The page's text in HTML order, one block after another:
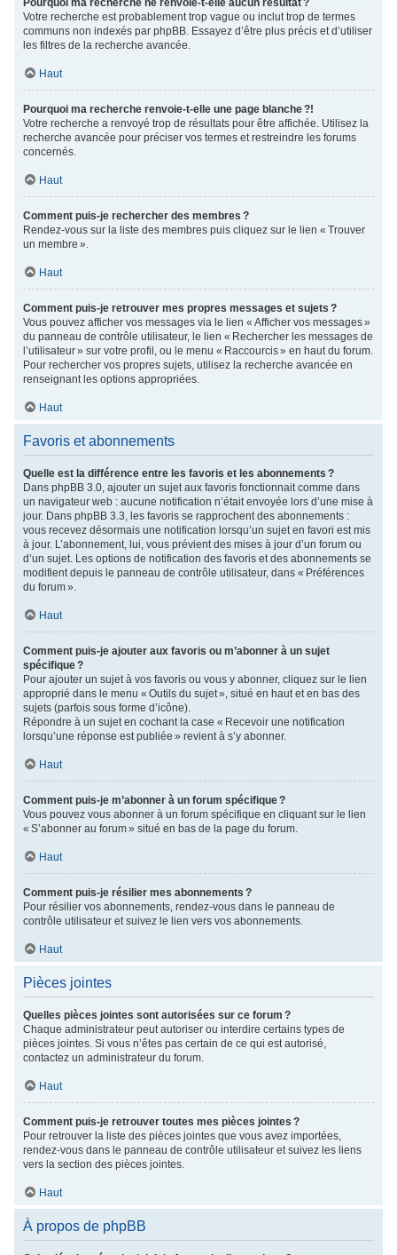
Pourquoi ma recherche ne renvoie-t-elle aucun résultat ?
Votre recherche est probablement trop vague ou inclut trop de termes
communs non indexés par phpBB. Essayez d’être plus précis et d’utiliser
les filtres de la recherche avancée.
Haut
Pourquoi ma recherche renvoie-t-elle une page blanche ?!
Votre recherche a renvoyé trop de résultats pour être affichée. Utilisez la
recherche avancée pour préciser vos termes et restreindre les forums
concernés.
Haut
Comment puis-je rechercher des membres ?
Rendez-vous sur la liste des membres puis cliquez sur le lien « Trouver
un membre ».
Haut
Comment puis-je retrouver mes propres messages et sujets ?
Vous pouvez afficher vos messages via le lien « Afficher vos messages »
du panneau de contrôle utilisateur, le lien « Rechercher les messages de
l’utilisateur » sur votre profil, ou le menu « Raccourcis » en haut du forum.
Pour rechercher vos propres sujets, utilisez la recherche avancée en
renseignant les options appropriées.
Haut
Favoris et abonnements
Quelle est la différence entre les favoris et les abonnements ?
Dans phpBB 3.0, ajouter un sujet aux favoris fonctionnait comme dans
un navigateur web : aucune notification n’était envoyée lors d’une mise à
jour. Dans phpBB 3.3, les favoris se rapprochent des abonnements :
vous recevez désormais une notification lorsqu’un sujet en favori est mis
à jour. L’abonnement, lui, vous prévient des mises à jour d’un forum ou
d’un sujet. Les options de notification des favoris et des abonnements se
modifient depuis le panneau de contrôle utilisateur, dans « Préférences
du forum ».
Haut
Comment puis-je ajouter aux favoris ou m’abonner à un sujet
spécifique ?
Pour ajouter un sujet à vos favoris ou vous y abonner, cliquez sur le lien
approprié dans le menu « Outils du sujet », situé en haut et en bas des
sujets (parfois sous forme d’icône).
Répondre à un sujet en cochant la case « Recevoir une notification
lorsqu’une réponse est publiée » revient à s’y abonner.
Haut
Comment puis-je m’abonner à un forum spécifique ?
Vous pouvez vous abonner à un forum spécifique en cliquant sur le lien
« S’abonner au forum » situé en bas de la page du forum.
Haut
Comment puis-je résilier mes abonnements ?
Pour résilier vos abonnements, rendez-vous dans le panneau de
contrôle utilisateur et suivez le lien vers vos abonnements.
Haut
Pièces jointes
Quelles pièces jointes sont autorisées sur ce forum ?
Chaque administrateur peut autoriser ou interdire certains types de
pièces jointes. Si vous n’êtes pas certain de ce qui est autorisé,
contactez un administrateur du forum.
Haut
Comment puis-je retrouver toutes mes pièces jointes ?
Pour retrouver la liste des pièces jointes que vous avez importées,
rendez-vous dans le panneau de contrôle utilisateur et suivez les liens
vers la section des pièces jointes.
Haut
À propos de phpBB